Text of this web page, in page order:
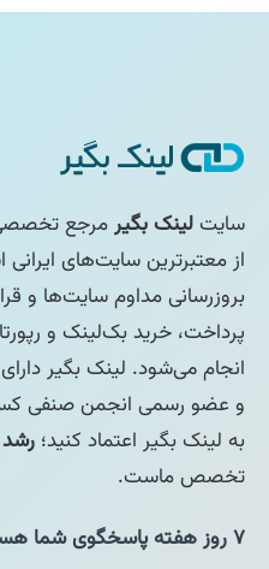
سایتلینک بگیرمرجع تخصصی
بروزرسانی مداوم سایت‌ها و
پرداخت، خرید بک‌لینک و
انجام می‌شود. لینک بگیر
و عضو رسمی انجمن صنفی
به لینک بگیر اعتماد کنید؛ رشد
تخصص ماست.
۷ روز هفته پاسخگوی شما هستیم :